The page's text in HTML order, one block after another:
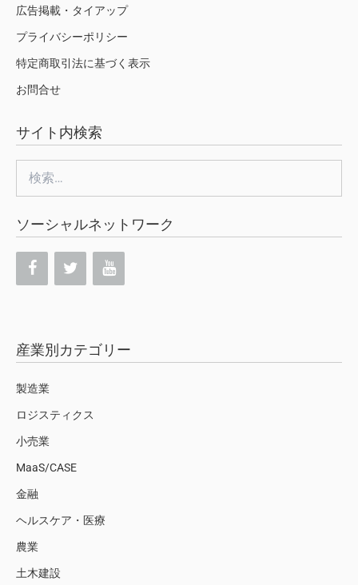
広告掲載・タイアップ
プライバシーポリシー
特定商取引法に基づく表示
お問合せ
サイト内検索
索:
ソーシャルネットワーク
産業別カテゴリー
製造業
ロジスティクス
小売業
MaaS/CASE
金融
ヘルスケア・医療
農業
土木建設